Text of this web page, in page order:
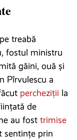
treabă
fostul ministru
găini, ouă și
Pîrvulescu a
percheziții la
de
au fost trimise
sentințe prin